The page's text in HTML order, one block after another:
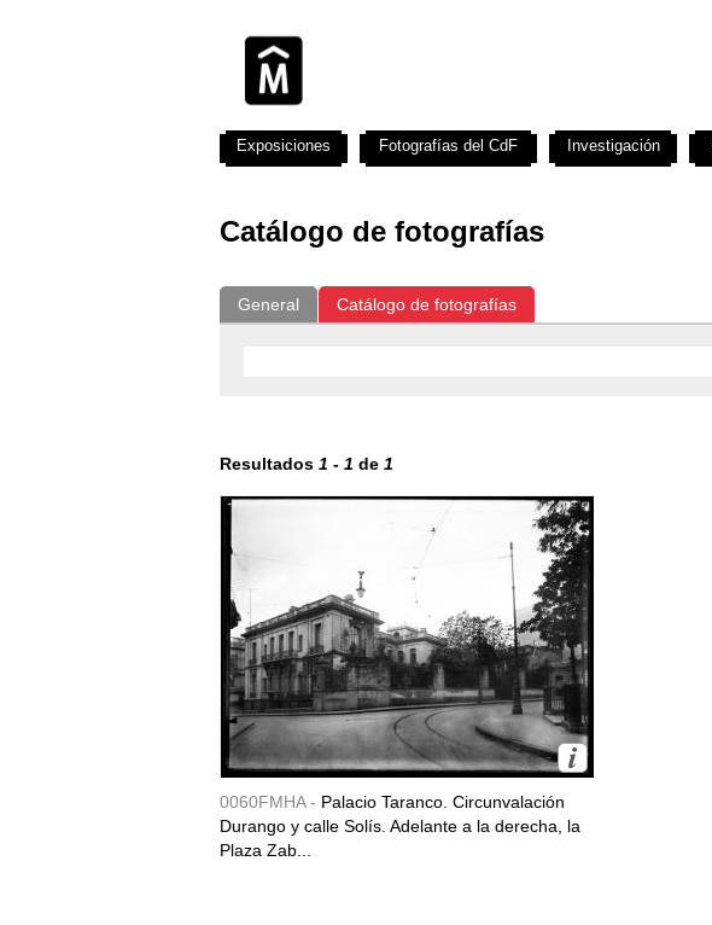
Catálogo de fotografías
General Catálogo de fotografías
Resultados 1 - 1 de 1
0060FMHA - Palacio Taranco. Circunvalación
Durango y calle Solís. Adelante a la derecha, la
Plaza Zab...
Exposiciones Fotografías del CdF Investigación